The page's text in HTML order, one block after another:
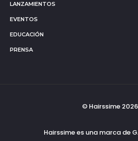
LANZAMIENTOS
EVENTOS
EDUCACIÓN
PRENSA
© Hairssime 2026
Hairssime es una marca de